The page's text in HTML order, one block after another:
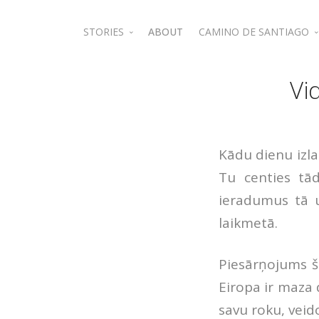
STORIES ABOUT CAMINO DE SANTIAGO
Kādu dienu
Tu centies
ieradumus tā
laikmetā.
Piesārņojums
Eiropa ir
savu roku,